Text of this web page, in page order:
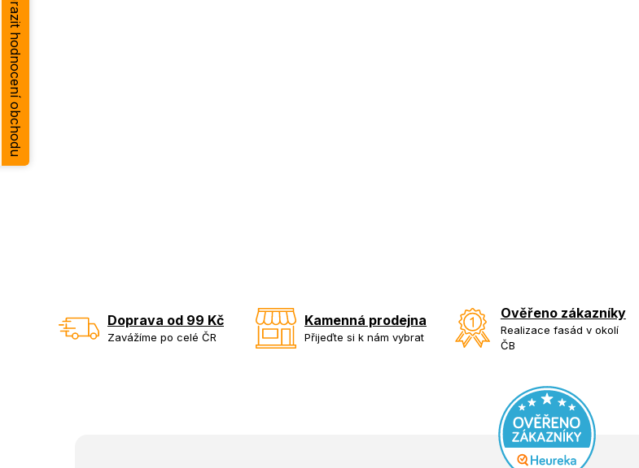
Doprava od 99 Kč
Zavážíme po celé ČR
Kamenná prodejna
Přijeďte si k nám vybrat
Ověřeno zákazníky
Realizace fasád v okolí
ČB
Zobrazit hodnocení obchodu